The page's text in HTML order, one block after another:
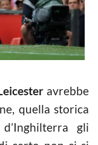
avrebbe
quella storica
gli